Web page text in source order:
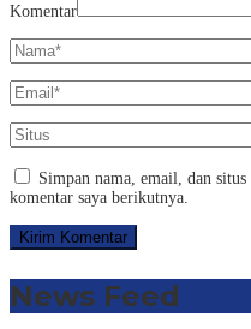
Komentar
Simpan nama, email, dan
komentar saya berikutnya.
News Feed